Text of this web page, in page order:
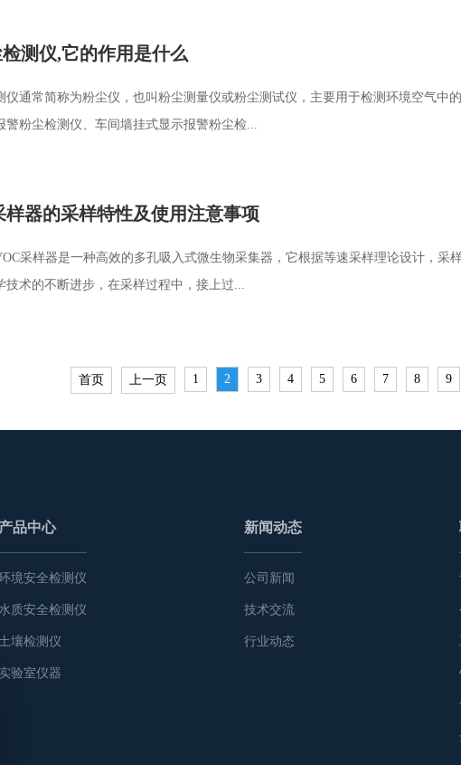
测仪,它的作用是什么
仪通常简称为粉尘仪，也叫粉尘测量仪或粉尘测试仪，主要用于检测环境空气
警粉尘检测仪、车间墙挂式显示报警粉尘检...
样器的采样特性及使用注意事项
采样器是一种高效的多孔吸入式微生物采集器，它根据等速采样理论设计，采
技术的不断进步，在采样过程中，接上过...
首页 上一页 1 2 3 4 5 6 7 8 9
产品中心
境安全检测仪
质安全检测仪
土壤检测仪
实验室仪器
新闻动态
公司新闻
技术交流
行业动态